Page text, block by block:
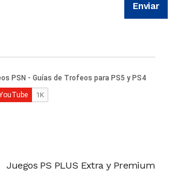
Juegos PS PLUS Extra y Premium